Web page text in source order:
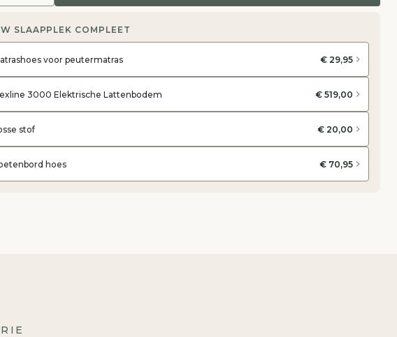
SLAAPPLEK COMPLEET
voor peutermatras € 29,95
3000 Elektrische Lattenbodem € 519,00
stof € 20,00
hoes € 70,95